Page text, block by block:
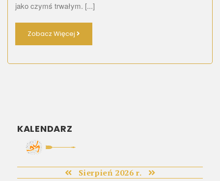
jako czymś trwałym. [...]
Zobacz Więcej
KALENDARZ
Sierpień 2026 r.